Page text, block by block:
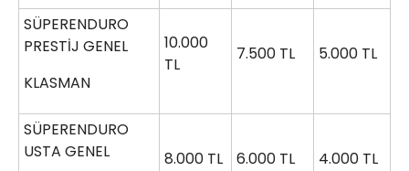
SÜPERENDURO
PRESTİJ GENEL
KLASMAN
10.000
TL
7.500 TL 5.000 TL
SÜPERENDURO
USTA GENEL
8.000 TL 6.000 TL 4.000 TL